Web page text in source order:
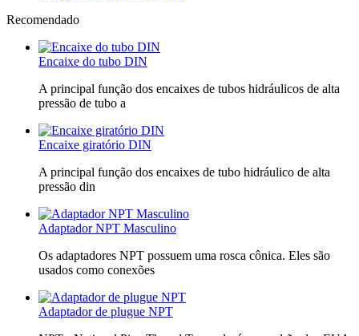
Recomendado
Encaixe do tubo DIN
A principal função dos encaixes de tubos hidráulicos de alta
pressão de tubo a
Encaixe giratório DIN
A principal função dos encaixes de tubo hidráulico de alta
pressão din
Adaptador NPT Masculino
Os adaptadores NPT possuem uma rosca cônica. Eles são
usados ​​como conexões
Adaptador de plugue NPT